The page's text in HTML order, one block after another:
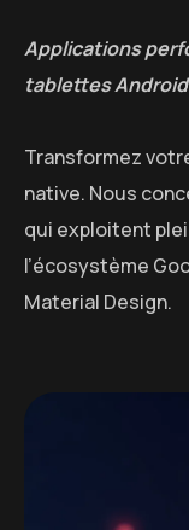
Applications
tablettes
Transformez
native. Nous
qui exploitent
l’écosystème
Material Design.